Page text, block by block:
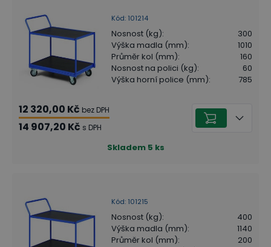
Kód: 101214
Nosnost (kg):
300
Výška madla (mm):
1010
Průměr kol (mm):
160
Nosnost na polici (kg):
60
Výška horní police (mm): 785
12 320,00 Kč bez DPH
14 907,20 Kč s DPH
Skladem 5 ks
Kód: 101215
Nosnost (kg):
400
Výška madla (mm):
1140
Průměr kol (mm):
200